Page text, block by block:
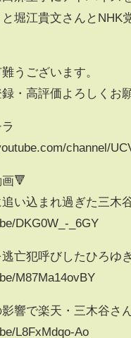
堀江貴文さんとNHK
うございます。
録・高評価よろしくお
channel/
🔻
い込まれ過ぎた三木
DKG0W_-_6GY
亡犯呼びしたひろゆ
M87Ma14ovBY
響で楽天・三木谷さ
L8FxMdqo-Ao